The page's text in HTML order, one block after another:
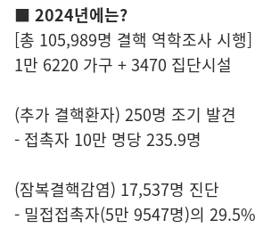
■ 2024년에는?
[총 105,989명 결핵 역학조사 시행]
1만 6220 가구 + 3470 집단시설
(추가 결핵환자) 250명 조기 발견
- 접촉자 10만 명당 235.9명
(잠복결핵감염) 17,537명 진단
- 밀접접촉자(5만 9547명)의 29.5%